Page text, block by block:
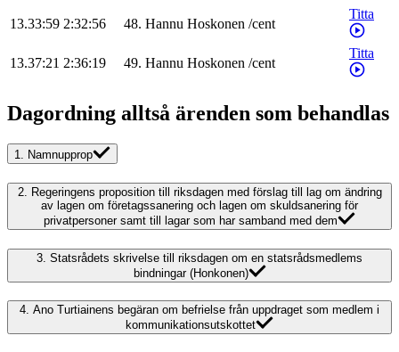
13.33:59 2:32:56 48. Hannu Hoskonen /cent
Titta
13.37:21 2:36:19 49. Hannu Hoskonen /cent
Titta
Dagordning alltså ärenden som behandlas
1. Namnupprop
2. Regeringens proposition till riksdagen med förslag till lag om ändring
av lagen om företagssanering och lagen om skuldsanering för
privatpersoner samt till lagar som har samband med dem
3. Statsrådets skrivelse till riksdagen om en statsrådsmedlems
bindningar (Honkonen)
4. Ano Turtiainens begäran om befrielse från uppdraget som medlem i
kommunikationsutskottet